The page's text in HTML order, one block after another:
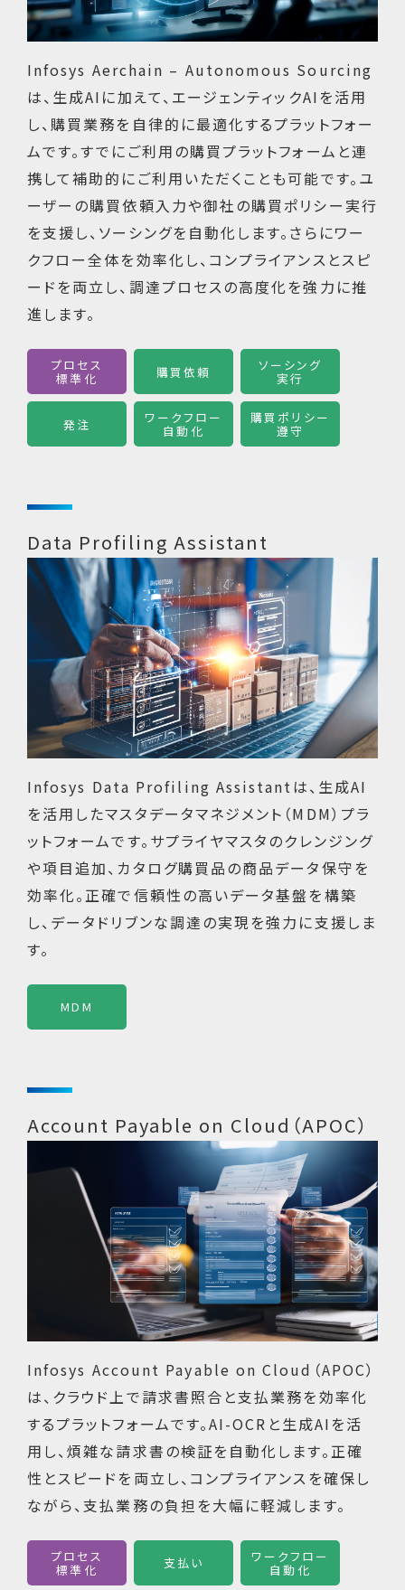
Infosys Aerchain – Autonomous Sourcing
は、生成AIに加えて、エージェンティックAIを活用
し、購買業務を自律的に最適化するプラットフォー
ムです。すでにご利用の購買プラットフォームと連
携して補助的にご利用いただくことも可能です。ユ
ーザーの購買依頼入力や御社の購買ポリシー実行
を支援し、ソーシングを自動化します。さらにワー
クフロー全体を効率化し、コンプライアンスとスピ
ードを両立し、調達プロセスの高度化を強力に推
進します。
プロセス
標準化 購買依頼 ソーシング
実行
発注 ワークフロー
自動化
購買ポリシー
遵守
Data Profiling Assistant
Infosys Data Profiling Assistantは、生成AI
を活用したマスタデータマネジメント（MDM）プラ
ットフォームです。サプライヤマスタのクレンジング
や項目追加、カタログ購買品の商品データ保守を
効率化。正確で信頼性の高いデータ基盤を構築
し、データドリブンな調達の実現を強力に支援しま
す。
MDM
Account Payable on Cloud（APOC）
Infosys Account Payable on Cloud（APOC）
は、クラウド上で請求書照合と支払業務を効率化
するプラットフォームです。AI-OCRと生成AIを活
用し、煩雑な請求書の検証を自動化します。正確
性とスピードを両立し、コンプライアンスを確保し
ながら、支払業務の負担を大幅に軽減します。
プロセス
標準化 支払い ワークフロー
自動化